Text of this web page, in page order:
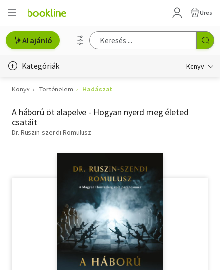
Üres
AI ajánló
Kategóriák Könyv
Életmód, egészség
Erotika
Gyermek- és ifjúsági
Hobbi, szabadidő
Szótár, nyelvkönyv
Tankönyv, segédkönyv
Könyv Történelem Hadászat
A háború öt alapelve - Hogyan nyerd meg életed
csatáit
Dr. Ruszin-szendi Romulusz